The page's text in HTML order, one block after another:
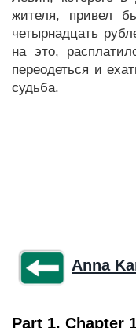
жителя, привел
четырнадцать
на это,
переодеться и
судьба.
Anna
Part 1. Chapter